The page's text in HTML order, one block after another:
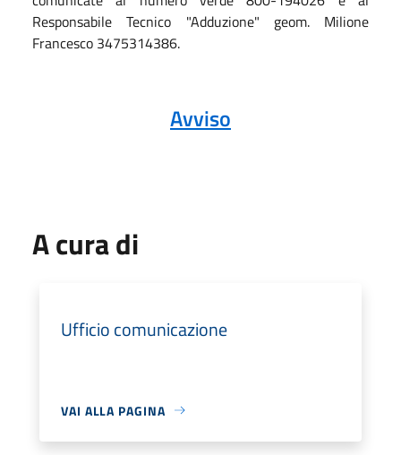
Responsabile Tecnico "Adduzione" geom. Milione
Francesco 3475314386.
Avviso
A cura di
Ufficio comunicazione
VAI ALLA PAGINA